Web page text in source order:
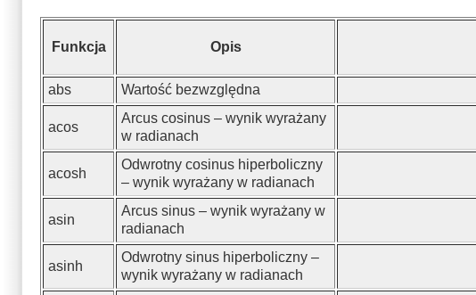
Funkcja Opis
abs Wartość bezwzględna
acos
Arcus cosinus – wynik wyrażany
w radianach
acosh
Odwrotny cosinus hiperboliczny
– wynik wyrażany w radianach
asin
Arcus sinus – wynik wyrażany w
radianach
asinh
Odwrotny sinus hiperboliczny –
wynik wyrażany w radianach